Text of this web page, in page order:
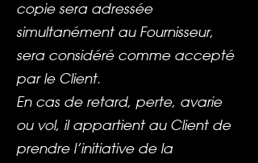
copie sera adressée
simultanément au Fournisseur,
sera considéré comme accepté
par le Client.
En cas de retard, perte, avarie
ou vol, il appartient au Client de
prendre l’initiative de la